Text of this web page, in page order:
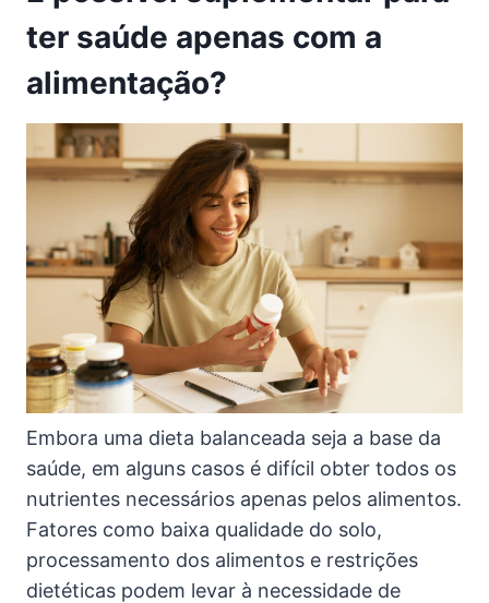
ter saúde apenas com a
alimentação?
Embora uma dieta balanceada seja a base da
saúde, em alguns casos é difícil obter todos os
nutrientes necessários apenas pelos alimentos.
Fatores como baixa qualidade do solo,
processamento dos alimentos e restrições
dietéticas podem levar à necessidade de